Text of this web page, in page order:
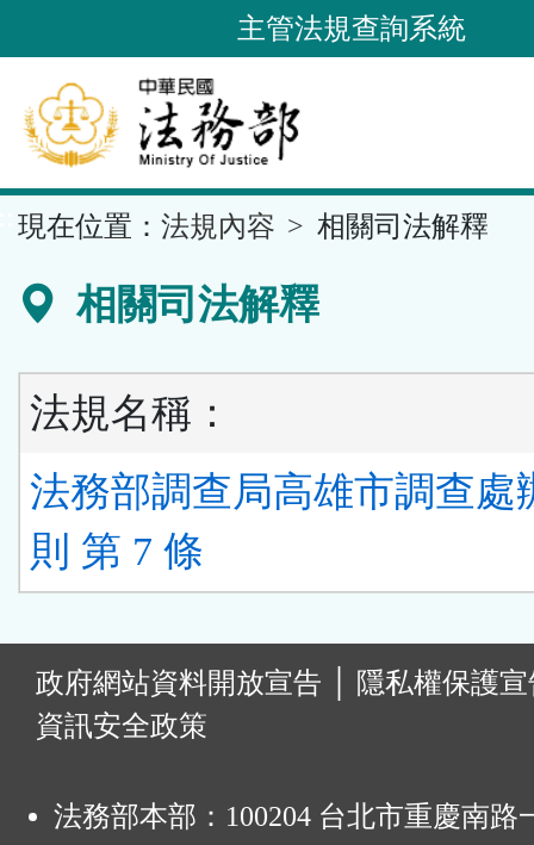
到
要
內
容
區
主管法規查詢系統
現在位置： 法規內容 相關司法解釋
相關司法解釋
法規名稱：
法務部調查局高雄市調查處
則 第 7 條
政府網站資料開放宣告
隱私權保護
資訊安全政策
法務部本部：100204 台北市重慶南路